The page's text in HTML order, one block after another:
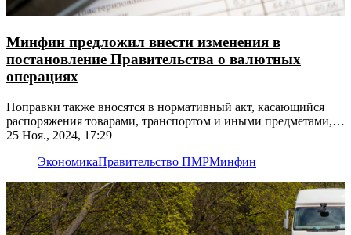
Минфин предложил внести изменения в
постановление Правительства о валютных
операциях
Поправки также вносятся в нормативный акт, касающийся
распоряжения товарами, транспортом и иными предметами,
не реализованными на таможенных аукционах
25 Ноя., 2024, 17:29
ЭкономикаПравительство ПМРМинфин